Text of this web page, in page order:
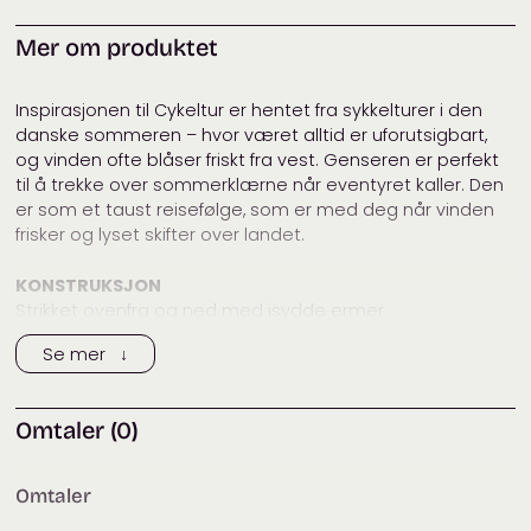
Vaskeanvisning:
Merke:
Filcolana
Tags:
filcolana,filcolana alva,
filcolana blue ,filcolana pernilla
genser ,herregenser ,herrestrikk
strikk til herre
Mer om produktet
Inspirasjonen til Cykeltur er hentet fra sykkelturer i den
danske sommeren – hvor været alltid er uforutsigbart,
og vinden ofte blåser friskt fra vest. Genseren er perfekt
til å trekke over sommerklærne når eventyret kaller. Den
er som et taust reisefølge, som er med deg når vinden
frisker og lyset skifter over landet.
KONSTRUKSJON
Strikket ovenfra og ned med isydde ermer
BRUKTE TEKNIKKER
STØRRELSER OG MÅL
Passer til overvidde 92 (102) 112 (122) 132 cm
Overvidde: 109 (118) 128 (137) 147 cm
Se mer ↓
Omtaler (0)
Omtaler